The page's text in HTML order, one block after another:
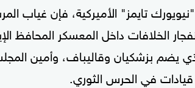
تايمز" الأميركية، فإن غياب
الخلافات داخل المعسكر المحافظ
الذي يضم بزشكيان وقاليباف، وأمين
في الحرس الثوري.